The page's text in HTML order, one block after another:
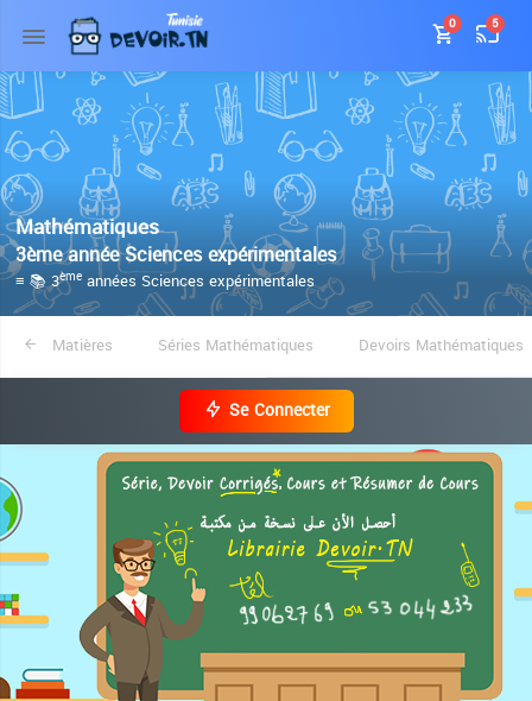
0 5
Mathématiques
3ème année Sciences expérimentales
≡ 📚 3ème années Sciences expérimentales
Matières Séries Mathématiques Devoirs Mathématiques
Se Connecter